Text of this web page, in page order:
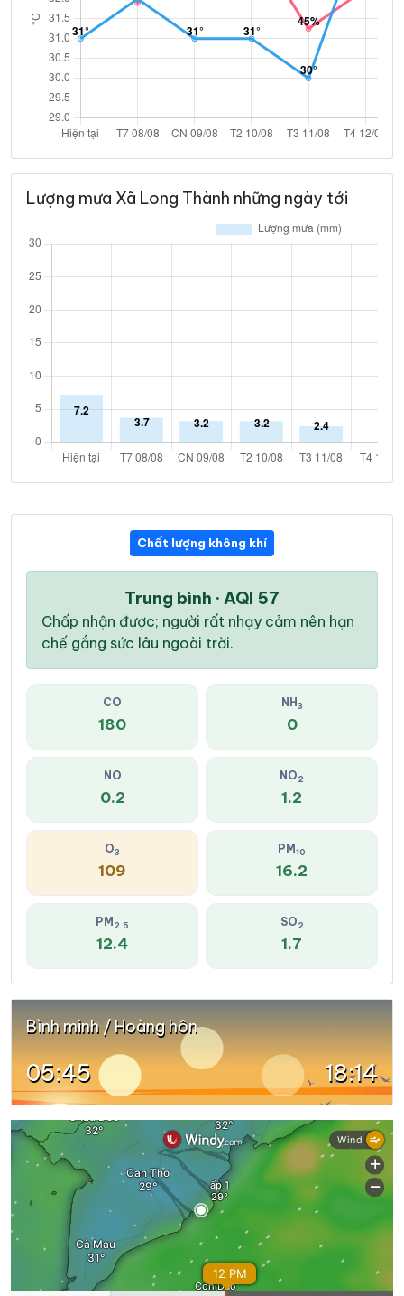
Lượng mưa Xã Long Thành những ngày tới
Chất lượng không khí
Trung bình · AQI 57
Chấp nhận được; người rất nhạy cảm nên hạn
chế gắng sức lâu ngoài trời.
CO
180
NH 3
0
NO
0.2
NO2
1.2
O3
109
PM 10
16.2
PM 2.5
12.4
SO2
1.7
Bình minh / Hoàng hôn
05:45 18:14